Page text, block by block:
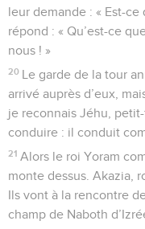
leur demande : « Est-
répond : « Qu’est-ce
nous ! »
20 Le garde de la tour
arrivé auprès d’eux,
je reconnais Jéhu,
conduire : il conduit
21 Alors le roi Yoram
monte dessus. Akazia,
Ils vont à la rencontre
champ de Naboth